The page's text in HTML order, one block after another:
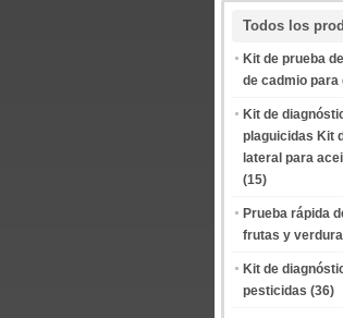
Todos los
Kit de prueba
de cadmio para
Kit de
plaguicidas Kit
lateral para
(15)
Prueba rápida
frutas y
Kit de
pesticidas (36)